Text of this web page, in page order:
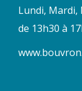
Lundi, Mardi,
de 13h30 à